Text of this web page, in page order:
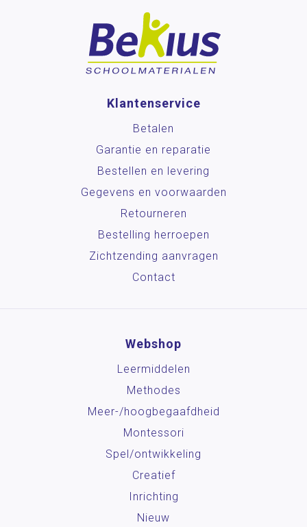
Klantenservice
Betalen
Garantie en reparatie
Bestellen en levering
Gegevens en voorwaarden
Retourneren
Bestelling herroepen
Zichtzending aanvragen
Contact
Webshop
Leermiddelen
Methodes
Meer-/hoog­begaafdheid
Montessori
Spel/ontwikkeling
Creatief
Inrichting
Nieuw